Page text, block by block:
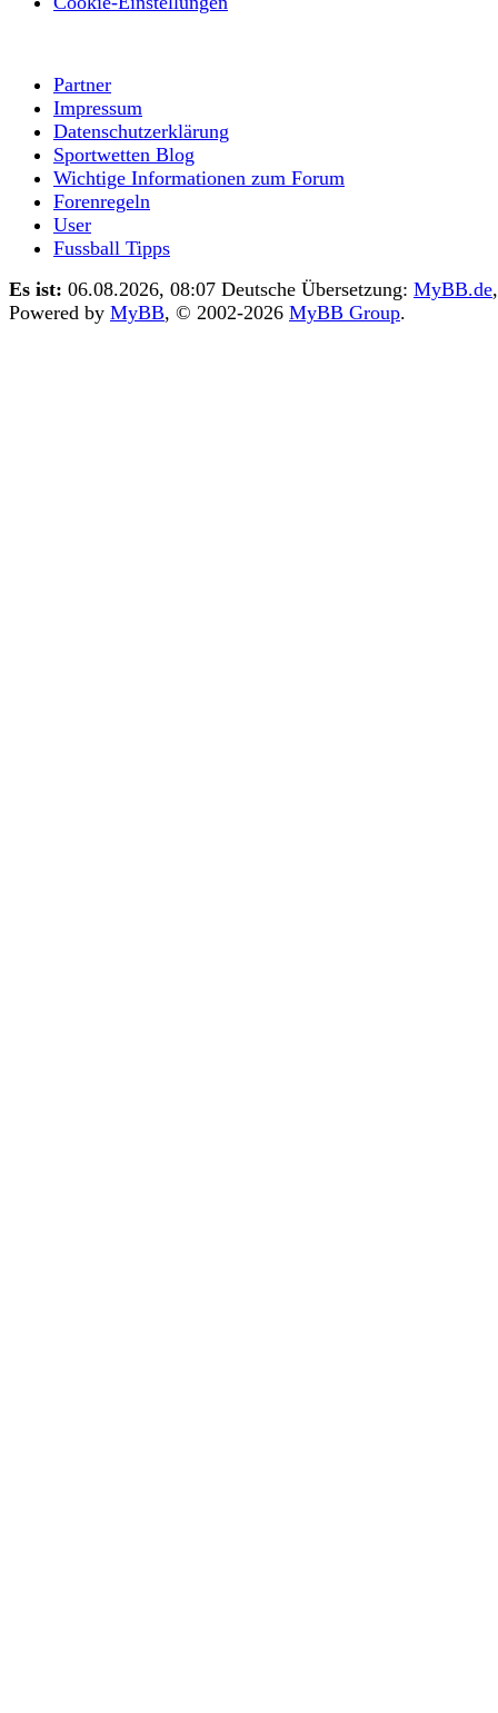
Partner
Impressum
Datenschutzerklärung
Sportwetten Blog
Wichtige Informationen zum Forum
Forenregeln
User
Fussball Tipps
Es ist: 06.08.2026, 08:07 Deutsche Übersetzung: MyBB.de,
Powered by MyBB, © 2002-2026 MyBB Group.